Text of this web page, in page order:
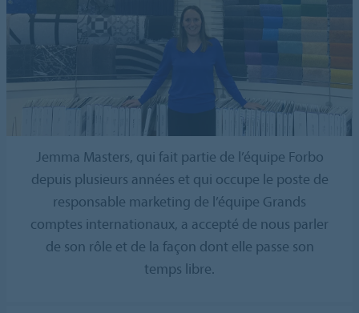
Jemma Masters, qui fait partie de l’équipe Forbo
depuis plusieurs années et qui occupe le poste de
responsable marketing de l’équipe Grands
comptes internationaux, a accepté de nous parler
de son rôle et de la façon dont elle passe son
temps libre.